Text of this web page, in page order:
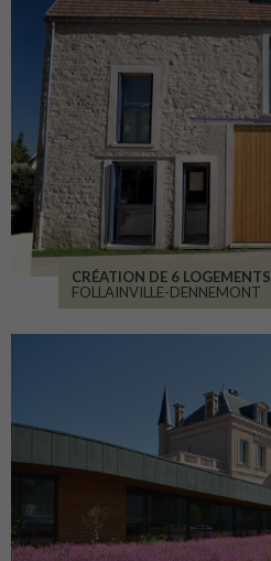
CRÉATION DE 6 LOGEMENTS
FOLLAINVILLE-DENNEMONT